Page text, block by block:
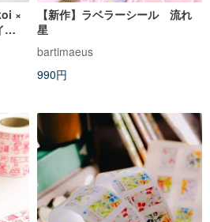
×
【新作】ラベラーシール 流れ
星
bartimaeus
990円